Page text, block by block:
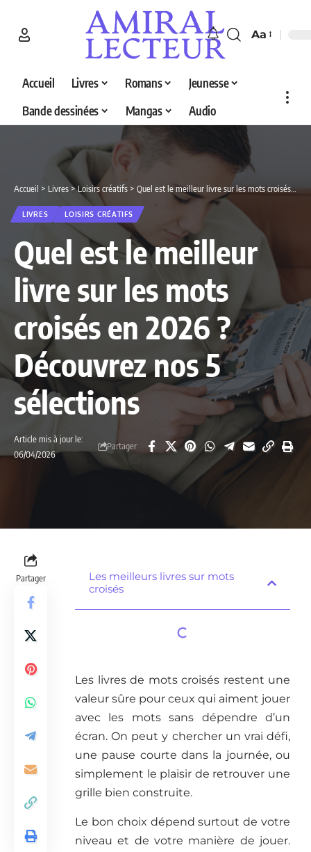
Aa
Accueil Livres Romans
Jeunesse
Bande dessinées
Mangas Audio
Accueil > Livres>Loisirs créatifs > Quel est le meilleur livre sur les mots croisés en 2026 ? Découvrez nos 5 sélections
LIVRES LOISIRS CRÉATIFS
Quel est le meilleur
livre sur les mots
croisés en 2026 ?
Découvrez nos 5
sélections
Article mis à jour le:
06/04/2026
Partager
Partager
Les meilleurs livres sur mots
croisés
Les livres de mots croisés restent une
valeur sûre pour ceux qui aiment jouer
avec les mots sans dépendre d’un
écran. On peut y chercher un vrai défi,
une pause courte dans la journée, ou
simplement le plaisir de retrouver une
grille bien construite.
Le bon choix dépend surtout de votre
niveau et de votre manière de jouer.